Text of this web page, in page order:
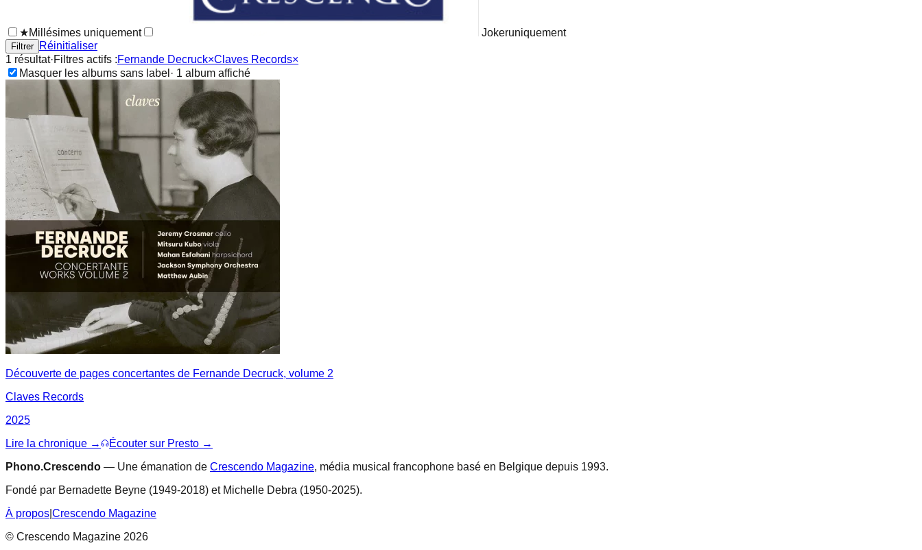
★Millésimes uniquement Jokeruniquement
Filtrer
Réinitialiser
1 résultat·Filtres actifs :Fernande Decruck×Claves Records×
Masquer les albums sans label · 1 album affiché
Découverte de pages concertantes de Fernande Decruck, volume 2
Claves Records
2025
Lire la chronique →
Écouter sur Presto →
Phono.Crescendo — Une émanation de Crescendo Magazine, média musical francophone basé en Belgique depuis 1993.
Fondé par Bernadette Beyne (1949-2018) et Michelle Debra (1950-2025).
À propos Crescendo Magazine
© Crescendo Magazine 2026